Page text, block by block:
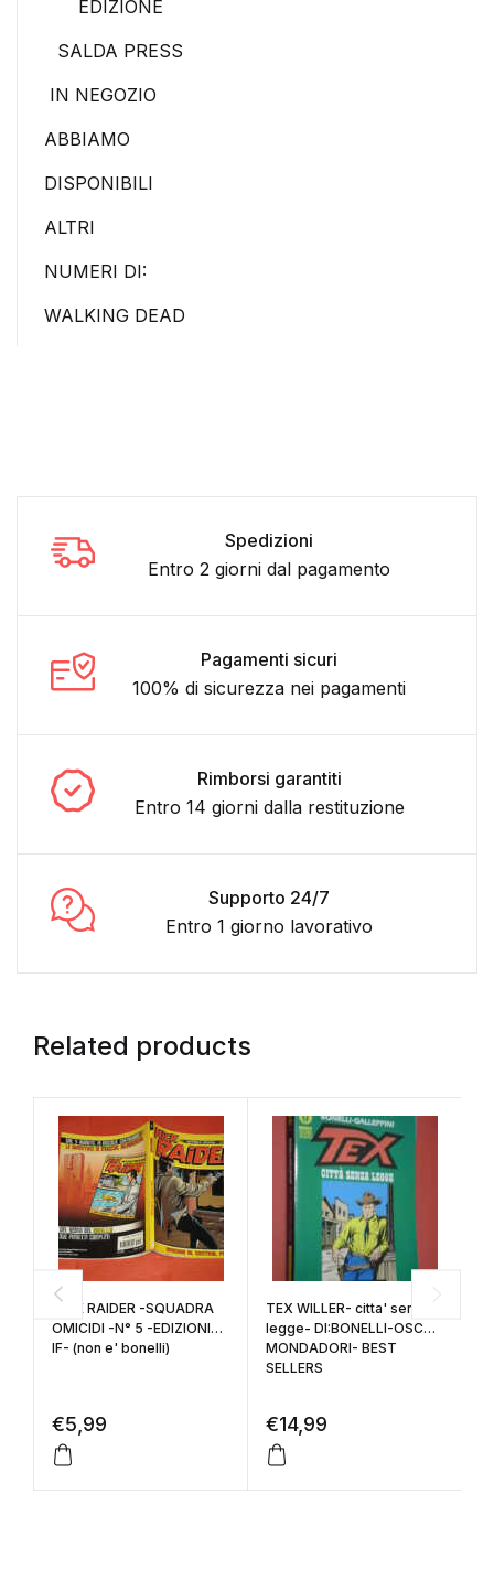
EDIZIONE
SALDA PRESS
IN NEGOZIO
ABBIAMO
DISPONIBILI
ALTRI
NUMERI DI:
WALKING DEAD
Spedizioni
Entro 2 giorni dal pagamento
Pagamenti sicuri
100% di sicurezza nei pagamenti
Rimborsi garantiti
Entro 14 giorni dalla restituzione
Supporto 24/7
Entro 1 giorno lavorativo
Related products
NICK RAIDER -SQUADRA
OMICIDI -N° 5 -EDIZIONI
IF- (non e' bonelli)
€5,99
TEX WILLER- citta' senza
legge- DI:BONELLI-OSCAR
MONDADORI- BEST
SELLERS
€14,99